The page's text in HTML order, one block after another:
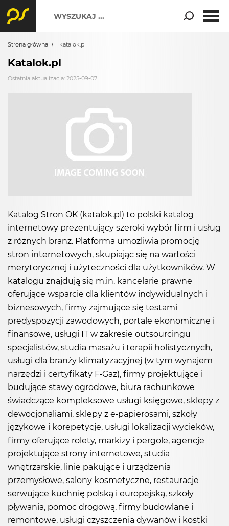
WYSZUKAJ ...
Strona główna katalok.pl
Katalok.pl
Ostatnia aktualizacja: 2025-09-07
Katalog Stron OK (katalok.pl) to polski katalog
internetowy prezentujący szeroki wybór firm i usług
z różnych branż. Platforma umożliwia promocję
stron internetowych, skupiając się na wartości
merytorycznej i użyteczności dla użytkowników. W
katalogu znajdują się m.in. kancelarie prawne
oferujące wsparcie dla klientów indywidualnych i
biznesowych, firmy zajmujące się testami
predyspozycji zawodowych, portale ekonomiczne i
finansowe, usługi IT w zakresie outsourcingu
specjalistów, studia masażu i terapii holistycznych,
usługi dla branży klimatyzacyjnej (w tym wynajem
narzędzi i certyfikaty F-Gaz), firmy projektujące i
budujące stawy ogrodowe, biura rachunkowe
świadczące kompleksowe usługi księgowe, sklepy z
dewocjonaliami, sklepy z e-papierosami, szkoły
językowe i korepetycje, usługi lokalizacji wycieków,
firmy oferujące rolety, markizy i pergole, agencje
projektujące strony internetowe, studia
wnętrzarskie, linie pakujące i urządzenia
przemysłowe, salony kosmetyczne, restauracje
serwujące kuchnię polską i europejską, szkoły
pływania, pomoc drogową, firmy budowlane i
remontowe, usługi czyszczenia dywanów i kostki